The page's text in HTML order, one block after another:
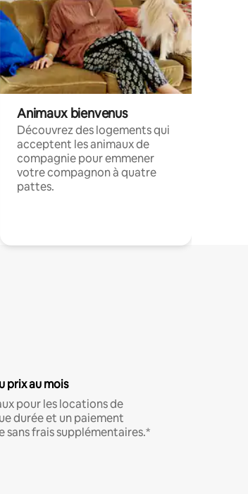
Animaux bienvenus
Découvrez des logements qui
acceptent les animaux de
compagnie pour emmener
votre compagnon à quatre
pattes.
prix au mois
pour les locations de
durée et un paiement
sans frais supplémentaires.*